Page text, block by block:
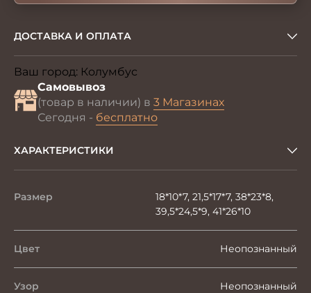
ДОСТАВКА И ОПЛАТА
Ваш город: Колумбус
Самовывоз
(товар в наличии) в 3 Магазинах
Сегодня - бесплатно
ХАРАКТЕРИСТИКИ
Размер
18*10*7, 21,5*17*7, 38*23*8,
39,5*24,5*9, 41*26*10
Цвет Неопознанный
Узор Неопознанный